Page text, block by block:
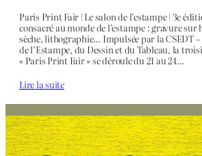
Paris Print Fair | Le salon de l’estampe | 3e
consacré au monde de l’estampe : gravure
sèche, lithographie… Impulsée par la CSEDT
de l’Estampe, du Dessin et du Tableau, la
« Paris Print Fair » se déroule du 21 au 24…
Lire la suite